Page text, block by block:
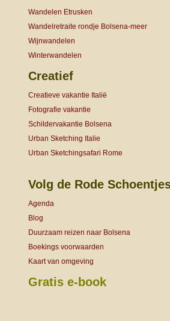
Wandelen Etrusken
Wandelretraite rondje Bolsena-meer
Wijnwandelen
Winterwandelen
Creatief
Creatieve vakantie Italië
Fotografie vakantie
Schildervakantie Bolsena
Urban Sketching Italie
Urban Sketchingsafari Rome
Volg de Rode
Agenda
Blog
Duurzaam reizen naar Bolsena
Boekings voorwaarden
Kaart van omgeving
Gratis e-book